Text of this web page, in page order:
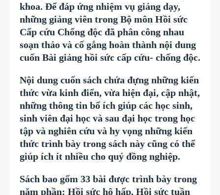
khoa. Để đáp ứng nhiệm vụ giảng dạy,
những giảng viên trong Bộ môn Hồi sức
Cấp cứu Chống độc đã phân công nhau
soạn thảo và cố gắng hoàn thành nội dung
cuốn Bài giảng hồi sức cấp cứu- chống độc.
Nội dung cuốn sách chứa đựng những kiến
thức vừa kinh điển, vừa hiện đại, cập nhật,
những thông tin bổ ích giúp các học sinh,
sinh viên đại học và sau đại học trong học
tập và nghiên cứu và hy vọng những kiến
thức trình bày trong sách này cũng có thể
giúp ích ít nhiều cho quý đồng nghiệp.
Sách bao gốm 33 bài được trình bày trong
năm phần: Hồi sức hô hấp, Hồi sức tuần